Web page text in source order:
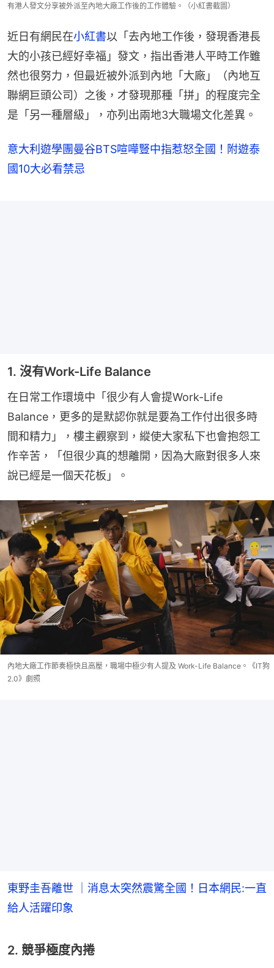
有港人發文分享被外派至內地大廠工作後的工作體驗。（小紅書截圖）
近日有網民在小紅書以「去內地工作後，發現香港長
大的小孩已經好幸福」發文，指出香港人平時工作雖
然也很努力，但最近被外派到內地「大廠」（內地互
聯網巨頭公司）之後，才發現那種「拼」的程度完全
是「另一種層級」，亦列出兩地3大職場文化差異。
意大利遊學團曼谷BTS喧嘩豎中指惹怒全國！附遊泰
國10大必看禁忌
1. 沒有Work-Life Balance
在日常工作環境中「很少有人會提Work-Life
Balance，更多的是默認你就是要為工作付出很多時
間和精力」，樓主觀察到，縱使大家私下也會抱怨工
作辛苦，「但很少真的想離開，因為大廠對很多人來
說已經是一個天花板」。
內地大廠工作節奏極快且高壓，職場中極少有人提及 Work-Life Balance。《IT狗
2.0》劇照
東野圭吾離世 ｜消息太突然震驚全國！日本網民:一直
給人活躍印象
2. 競爭極度內捲